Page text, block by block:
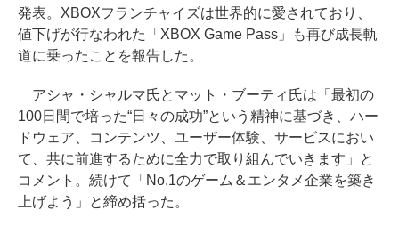
発表。XBOXフランチャイズは世界的に愛されており、
値下げが行なわれた「XBOX Game Pass」も再び成長軌
道に乗ったことを報告した。
アシャ・シャルマ氏とマット・ブーティ氏は「最初の
100日間で培った“日々の成功”という精神に基づき、ハー
ドウェア、コンテンツ、ユーザー体験、サービスにおい
て、共に前進するために全力で取り組んでいきます」と
コメント。続けて「No.1のゲーム＆エンタメ企業を築き
上げよう」と締め括った。